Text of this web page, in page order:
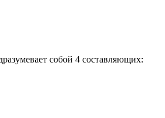
собой 4 составляющих: